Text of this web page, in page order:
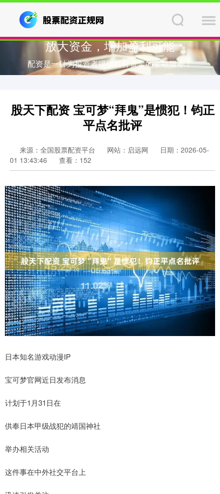
放大资金，增加盈利可能
配资是一种为投资者提供杠杆资金的金融服务！
股天下配资 宝可梦“拜鬼”是惯犯！钧正
平点名批评
来源：全国股票配资平台 网站：启远网
日期：2026-05-
01 13:43:46
查看：152
日本知名游戏动漫IP
宝可梦官网近日发布消息
计划于1月31日在
供奉日本甲级战犯的靖国神社
举办相关活动
这件事在中外社交平台上